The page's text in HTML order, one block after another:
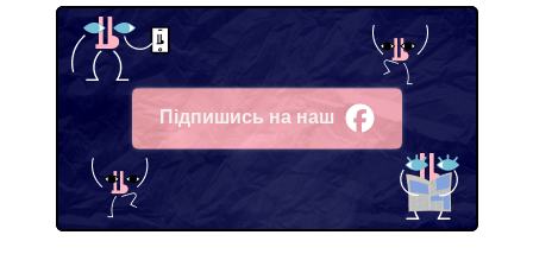
Підпишись на наш
Facebook